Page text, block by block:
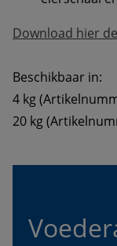
Download hier
Beschikbaar in:
4 kg
20 kg